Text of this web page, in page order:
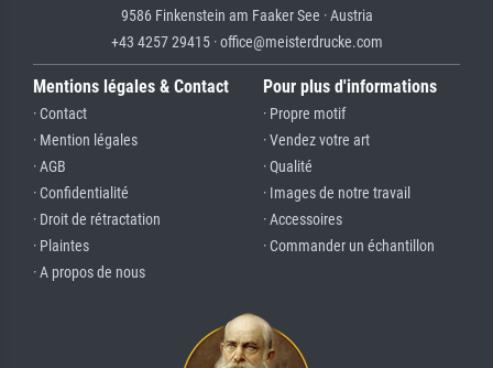
9586 Finkenstein am Faaker See · Austria
+43 4257 29415 · office@meisterdrucke.com
Mentions légales & Contact
· Contact
· Mention légales
· AGB
· Confidentialité
· Droit de rétractation
· Plaintes
· A propos de nous
Pour plus d'informations
· Propre motif
· Vendez votre art
· Qualité
· Images de notre travail
· Accessoires
· Commander un échantillon